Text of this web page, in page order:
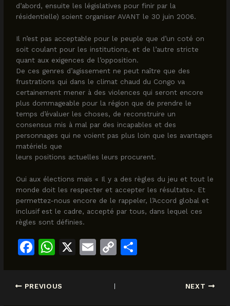
d’abord, ensuite les législatives pour finir par la
résidentielle) soient organiser AVANT le 30 juin 2006.
Il n’est pas acceptable pour le peuple que d’un coté on
soit coulant pour les institutions, et de l’autre stricte
quant aux exigences de l’opposition.
De ces genres d’agissement ne peut naître que des
frustrations qui dans le climat chaud du Congo va
certainement mener à des violences qui seront encore
plus dommageable pour la région que de prendre le
temps d’évaluer les choses, de reconstruire un
consensus mis à mal par des incapables et des
personnages qui ne voient pas plus loin que les avantages
matériels que
leurs positions actuelles leurs procurent.
Oui aux élections mais « Il y a des règles du jeu et tout le
monde doit les respecter et accepter les résultats». Et
permettez-nous encore de le rappeler, l’Accord global et
inclusif est le cadre, accepté par tous, dans lequel ces
règles sont définies.
F
c
W
at
X
E
C
PREVIOUS NEXT